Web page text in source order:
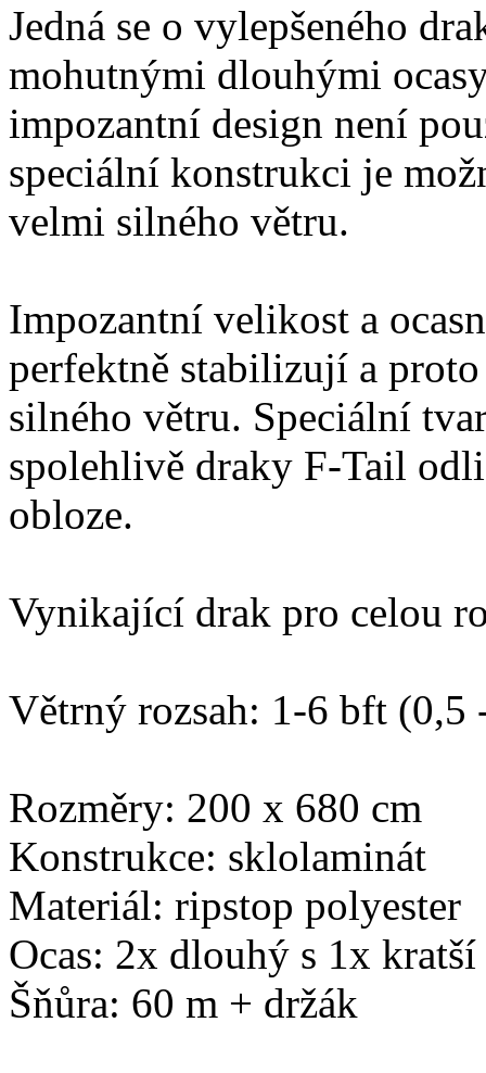
Jedná se o vylepšeného
mohutnými dlouhými
impozantní design není
speciální konstrukci je
velmi silného větru.
Impozantní velikost a
perfektně stabilizují a
silného větru. Speciální
spolehlivě draky F-Tail
obloze.
Vynikající drak pro celou
Větrný rozsah: 1-6 bft (0,5
Rozměry: 200 x 680 cm
Konstrukce: sklolaminát
Materiál: ripstop polyester
Ocas: 2x dlouhý s 1x
Šňůra: 60 m + držák